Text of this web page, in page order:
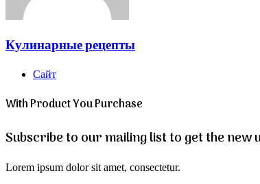
Кулинарные рецепты
Сайт
With Product You Purchase
Subscribe to our mailing list to get the new
Lorem ipsum dolor sit amet, consectetur.